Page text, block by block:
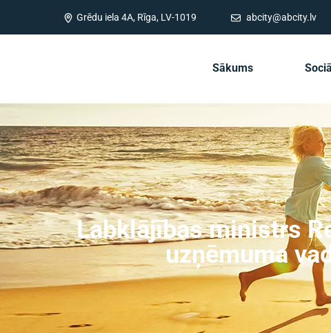
Grēdu iela 4A, Rīga, LV-1019 abcity@abcity.lv
Sākums
Labklājības ministrs
uzņēmuma